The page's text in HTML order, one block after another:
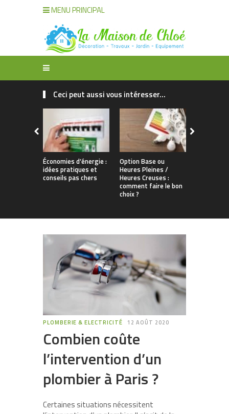
MENU PRINCIPAL
Ceci peut aussi vous intéresser...
Économies d’énergie :
idées pratiques et
conseils pas chers
Option Base ou
Heures Pleines /
Heures Creuses :
comment faire le bon
choix ?
PLOMBERIE & ELECTRICITÉ 12 AOÛT 2020
Combien coûte
l’intervention d’un
plombier à Paris ?
Certaines situations nécessitent